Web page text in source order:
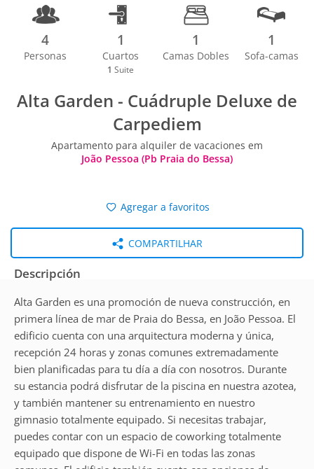
4
Personas
1
Cuartos
1 Suite
1
Camas Dobles
1
Sofa-camas
Alta Garden - Cuádruple Deluxe de
Carpediem
Apartamento para alquiler de vacaciones em
João Pessoa (Pb Praia do Bessa)
Agregar a favoritos
COMPARTILHAR
Descripción
Alta Garden es una promoción de nueva construcción, en
primera línea de mar de Praia do Bessa, en João Pessoa. El
edificio cuenta con una arquitectura moderna y única,
recepción 24 horas y zonas comunes extremadamente
bien planificadas para tu día a día con nosotros. Durante
su estancia podrá disfrutar de la piscina en nuestra azotea,
y también mantener su entrenamiento en nuestro
gimnasio totalmente equipado. Si necesitas trabajar,
puedes contar con un espacio de coworking totalmente
equipado que dispone de Wi-Fi en todas las zonas